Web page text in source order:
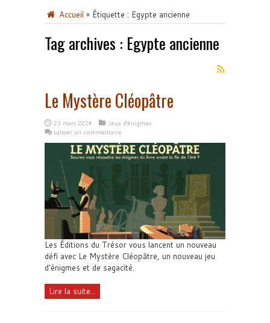
Accueil » Étiquette : Egypte ancienne
Tag archives : Egypte ancienne
Le Mystère Cléopâtre
23 mars 2024
Jeux d'énigmes
Laisser un commentaire
Les Éditions du Trésor vous lancent un nouveau
défi avec Le Mystère Cléopâtre, un nouveau jeu
d'énigmes et de sagacité.
Lire la suite...